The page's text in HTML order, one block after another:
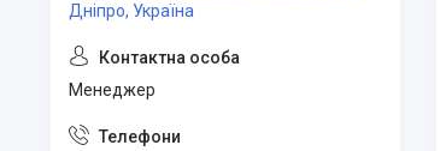
Дніпро, Україна
Менеджер